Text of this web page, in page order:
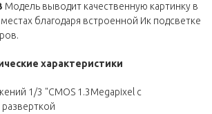
Модель выводит качественную картинку в
благодаря встроенной Ик подсветке
характеристики
1/3 "CMOS 1.3Megapixel с